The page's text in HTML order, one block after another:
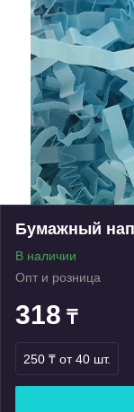
Бумажный
В наличии
Опт и розница
318 ₸
250 ₸ от 40 шт.